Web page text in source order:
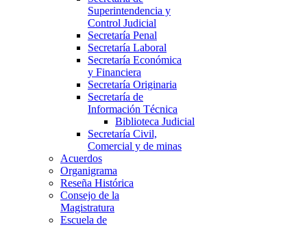
Superintendencia y
Control Judicial
Secretaría Penal
Secretaría Laboral
Secretaría Económica
y Financiera
Secretaría Originaria
Secretaría de
Información Técnica
Biblioteca Judicial
Secretaría Civil,
Comercial y de minas
Acuerdos
Organigrama
Reseña Histórica
Consejo de la
Magistratura
Escuela de